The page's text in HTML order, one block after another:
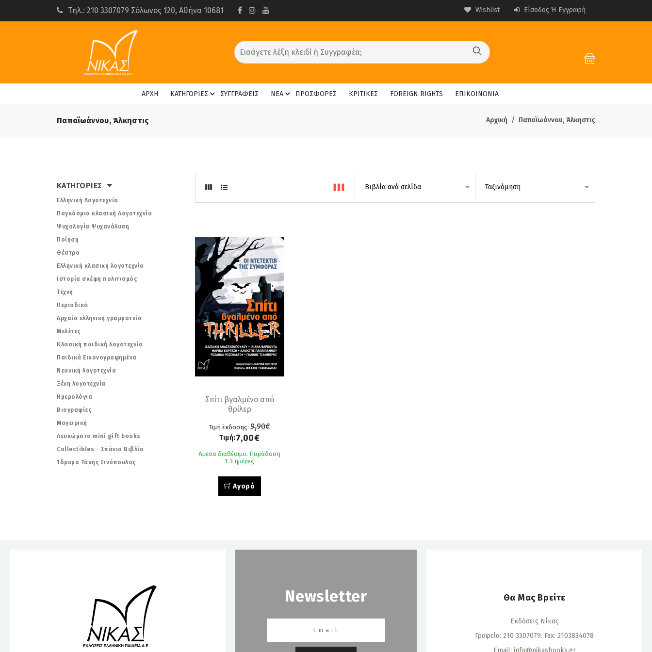
Τηλ.: 210 3307079 Σόλωνος 120, Αθήνα 10681 Wishlist Είσοδος Ή Εγγραφή
ΑΡΧΗ ΚΑΤΗΓΟΡΙΕΣ ΣΥΓΓΡΑΦΕΙΣ ΝΕΑ ΠΡΟΣΦΟΡΕΣ ΚΡΙΤΙΚΕΣ FOREIGN RIGHTS ΕΠΙΚΟΙΝΩΝΙΑ
Παπαϊωάννου, Άλκηστις Αρχική Παπαϊωάννου, Άλκηστις
ΚΑΤΗΓΟΡΙΕΣ
Ελληνική Λογοτεχνία
Παγκόσμια κλασική Λογοτεχνία
Ψυχολογία Ψυχανάλυση
Ποίηση
Θέατρο
Ελληνική κλασική λογοτεχνία
Ιστορία σκέψη πολιτισμός
Τέχνη
Περιοδικά
Αρχαία ελληνική γραμματεία
Μελέτες
Κλασική παιδική λογοτεχνία
Παιδικά Εικονογραφημένα
Νεανική λογοτεχνία
Ξένη λογοτεχνία
Ημερολόγια
Βιογραφίες
Μαγειρική
Λευκώματα mini gift books
Collectibles - Σπάνια Βιβλία
Ίδρυμα Τάκης Σινόπουλος
Σπίτι βγαλμένο από
θρίλερ
Τιμή έκδοσης:9,90€
Τιμή:7,00€
Άμεσα διαθέσιμο. Παράδοση
1-3 ημέρες
Αγορά
Newsletter Θα Μας Βρείτε
Εκδόσεις Νίκας
Γραφεία: 210 3307079. Fax: 2103834078
Email: info@nikasbooks.gr